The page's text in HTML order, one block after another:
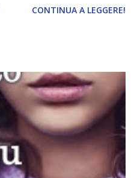
copertina. Vi ho segnalato
Per il momento sono
ma ho letto pochi libri
qualcuno. Attraverso il
19 settembre. Qualsiasi
deve essere
dalla storia delle
CONTINUA A LEGGERE!